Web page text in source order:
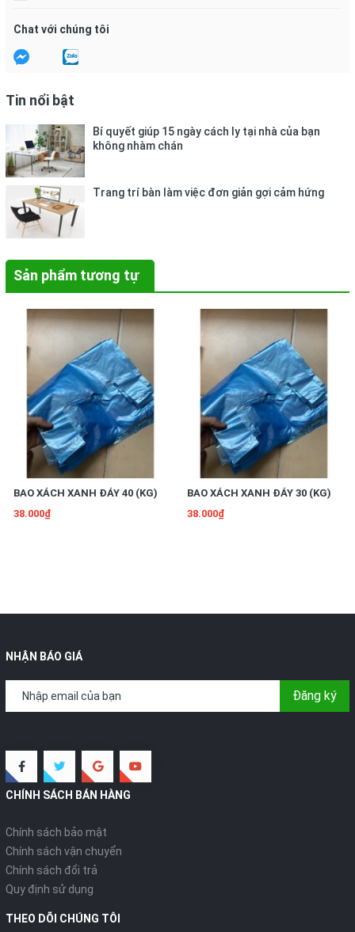
Chat với chúng tôi
Tin nổi bật
Bí quyết giúp 15 ngày cách ly tại nhà của bạn
không nhàm chán
Trang trí bàn làm việc đơn giản gợi cảm hứng
Sản phẩm tương tự
BAO XÁCH XANH ĐÁY 40 (KG)
38.000₫
BAO XÁCH XANH ĐÁY 30 (KG)
38.000₫
NHẬN BÁO GIÁ
Đăng ký
CHÍNH SÁCH BÁN HÀNG
Chính sách bảo mật
Chính sách vận chuyển
Chính sách đổi trả
Quy định sử dụng
THEO DÕI CHÚNG TÔI